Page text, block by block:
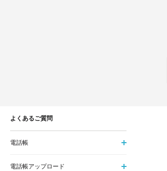
よくあるご質問
電話帳
電話帳アップロード